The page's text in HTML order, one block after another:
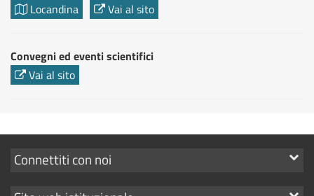
Locandina
Vai al sito
Convegni ed eventi scientifici
Vai al sito
Mostra
Connettiti con noi